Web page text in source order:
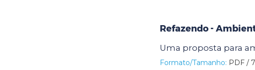
Refazendo -
Uma proposta para
Formato/Tamanho: PDF /